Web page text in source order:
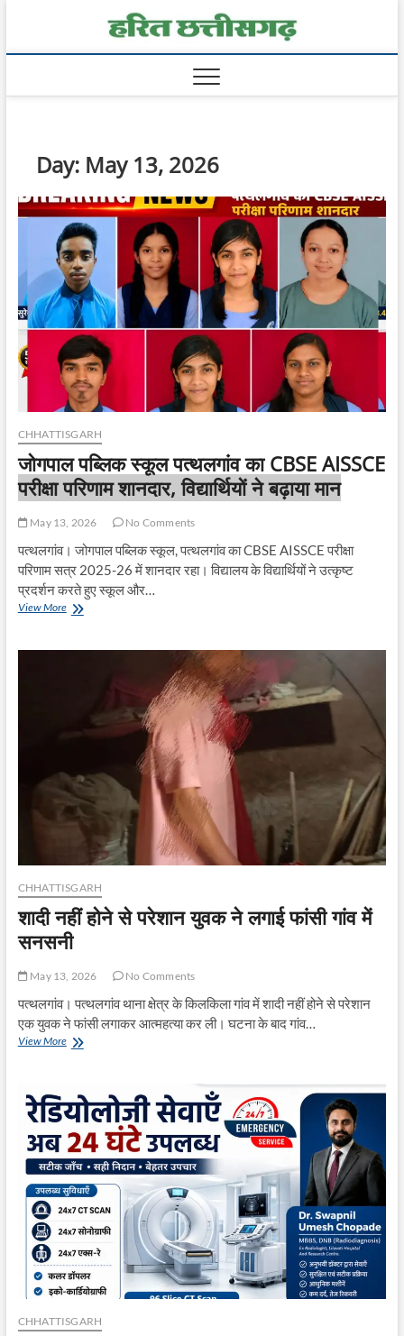
Day: May 13, 2026
CHHATTISGARH
जोगपाल पब्लिक स्कूल पत्थलगांव का CBSE AISSCE
परीक्षा परिणाम शानदार, विद्यार्थियों ने बढ़ाया मान
May 13, 2026 No Comments
पत्थलगांव। जोगपाल पब्लिक स्कूल, पत्थलगांव का CBSE AISSCE परीक्षा
परिणाम सत्र 2025-26 में शानदार रहा। विद्यालय के विद्यार्थियों ने उत्कृष्ट
प्रदर्शन करते हुए स्कूल और…
View Moreजोगपाल
परिणाम
ने
बढ़ाया
मान
CHHATTISGARH
शादी नहीं होने से परेशान युवक ने लगाई फांसी गांव में
सनसनी
May 13, 2026 No Comments
पत्थलगांव। पत्थलगांव थाना क्षेत्र के किलकिला गांव में शादी नहीं होने से परेशान
एक युवक ने फांसी लगाकर आत्महत्या कर ली। घटना के बाद गांव…
View Moreशादी
परेशान
युवक
ने
लगाई
फांसी
गांव
CHHATTISGARH